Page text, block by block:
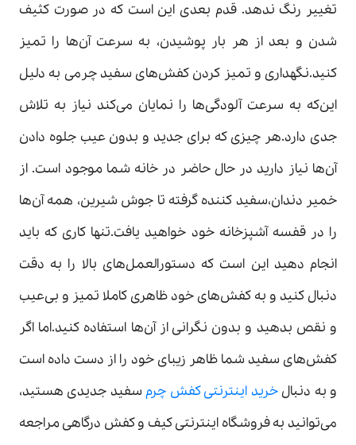
تغییر رنگ ندهد. قدم بعدی این است که در صورت کثیف
شدن و بعد از هر بار پوشیدن، به سرعت آن‌ها را تمیز
کنید.نگهداری و تمیز کردن کفش‌های سفید چرمی به دلیل
این‌که به سرعت آلودگی‌ها را نمایان می‌کند نیاز به تلاش
جدی دارد.هر چیزی که برای جدید و بدون عیب جلوه دادن
آن‌ها نیاز دارید در حال حاضر در خانه شما موجود است. از
خمیر دندان،سفید کننده گرفته تا جوش شیرین، همه آن‌ها
را در قفسه آشپزخانه خود خواهید یافت.تنها کاری که باید
انجام دهید این است که دستورالعمل‌های بالا را به دقت
دنبال کنید و به کفش‌های خود ظاهری کاملا تمیز و بی‌عیب
و نقص بدهید و بدون نگرانی از آن‌ها استفاده کنید.اما اگر
کفش‌های سفید شما ظاهر زیبای خود را از دست داده است
و به دنبالخرید اینترنتی کفش چرمسفید جدیدی هستید،
می‌توانید به فروشگاه اینترنتی کیف و کفش درگاهی مراجعه